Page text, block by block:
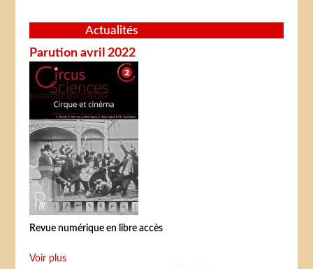
Actualités
Parution avril 2022
Revue numérique en libre accès
Voir plus